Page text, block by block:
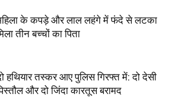
के कपड़े और लाल लहंगे में फंदे से लटका
तीन बच्चों का पिता
हथियार तस्कर आए पुलिस गिरफ्त में: दो देसी
और दो जिंदा कारतूस बरामद